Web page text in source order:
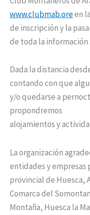
www.clubmab.oreen
de inscripción y la
de toda la
Dada la distancia
contando con que
y/o quedarse a
propondremos
alojamientos y
La organización
entidades y
provincial de Huesca,
Comarca del
Montaña, Huesca la